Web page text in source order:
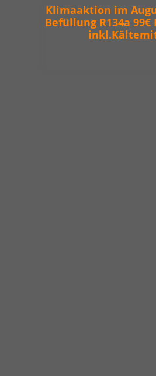
Klimaaktion im
Befüllung R134a 99€